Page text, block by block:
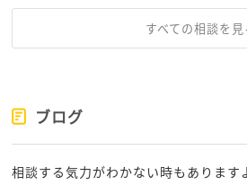
その一方で、現実の世界にも小さ
お気に入りの本屋さん、親切な店
無理に現実的になろうとしなくて
を探してみませんか。きっと夏美
すべての相談を見
ブログ
相談する気力がわかない時もあります